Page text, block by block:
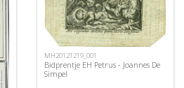
MH20121219_001
Bidprentje EH Petrus - Joannes De
Simpel